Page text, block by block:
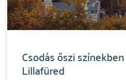
Csodás őszi
Lillafüred